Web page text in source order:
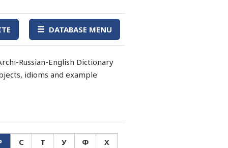
DATABASE MENU
Russian-English Dictionary
idioms and example
С Т У Ф Х